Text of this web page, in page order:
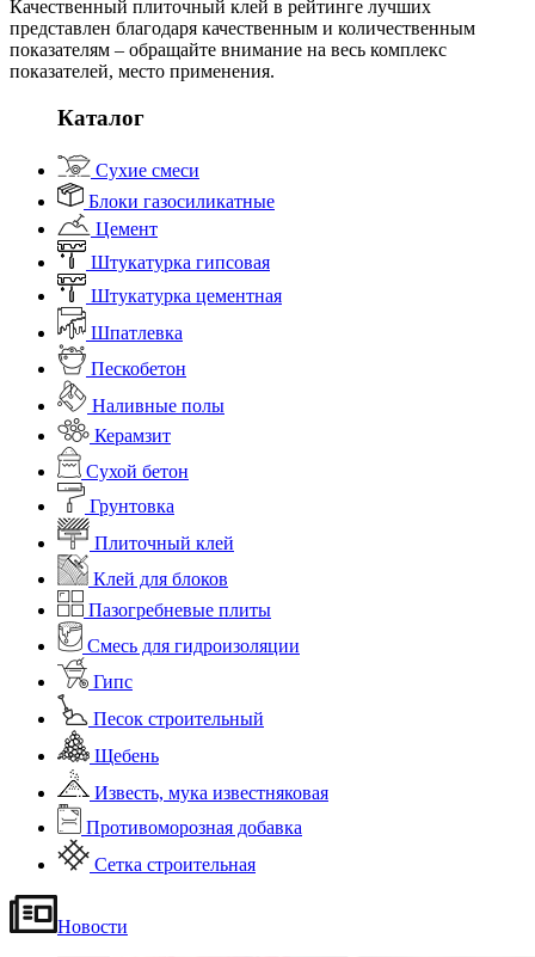
Качественный плиточный клей в рейтинге лучших
представлен благодаря качественным и количественным
показателям – обращайте внимание на весь комплекс
показателей, место применения.
Каталог
Сухие смеси
Блоки газосиликатные
Цемент
Штукатурка гипсовая
Штукатурка цементная
Шпатлевка
Пескобетон
Наливные полы
Керамзит
Сухой бетон
Грунтовка
Плиточный клей
Клей для блоков
Пазогребневые плиты
Смесь для гидроизоляции
Гипс
Песок строительный
Щебень
Известь, мука известняковая
Противоморозная добавка
Сетка строительная
Новости